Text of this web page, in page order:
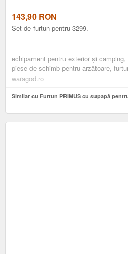
143,90 RON
Set de furtun pentru 3299.
echipament pentru exterior și
piese de schimb pentru arzătoare,
waragod.ro
Similar cu Furtun PRIMUS cu supapă